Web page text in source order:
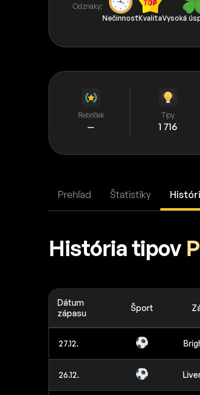
Odznaky:
NečinnosťKvalitaVysoká
Rebríček
—
Tipy
1 716
Prehľad Štatistiky
História tipov
Dátum
zápasu
Šport
27.12.
26.12.